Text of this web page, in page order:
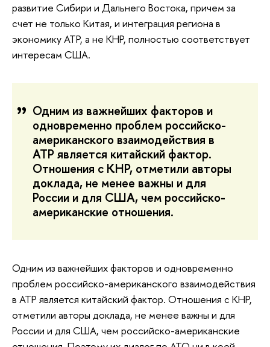
развитие Сибири и Дальнего Востока, причем за
счет не только Китая, и интеграция региона в
экономику АТР, а не КНР, полностью соответствует
интересам США.
Одним из важнейших факторов и
одновременно проблем российско-
американского взаимодействия в
АТР является китайский фактор.
Отношения с КНР, отметили авторы
доклада, не менее важны и для
России и для США, чем российско-
американские отношения.
Одним из важнейших факторов и одновременно
проблем российско-американского взаимодействия
в АТР является китайский фактор. Отношения с КНР,
отметили авторы доклада, не менее важны и для
России и для США, чем российско-американские